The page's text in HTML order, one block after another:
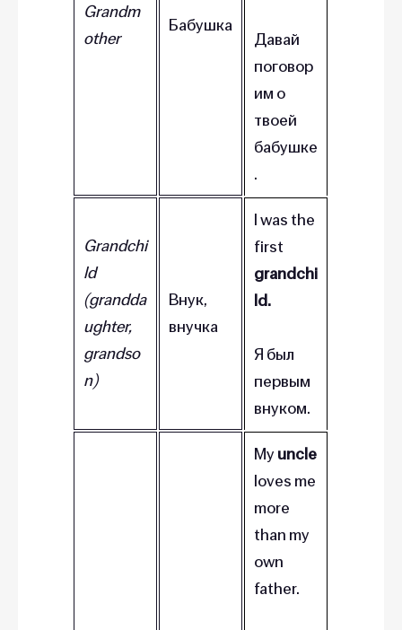
Grandm
other
Бабушка
Давай
поговор
им о
твоей
бабушке
.
Grandchi
ld
(grandda
ughter,
grandso
n)
Внук,
внучка
I was the
first
grandchi
ld.
Я был
первым
внуком.
My uncle
loves me
more
than my
own
father.